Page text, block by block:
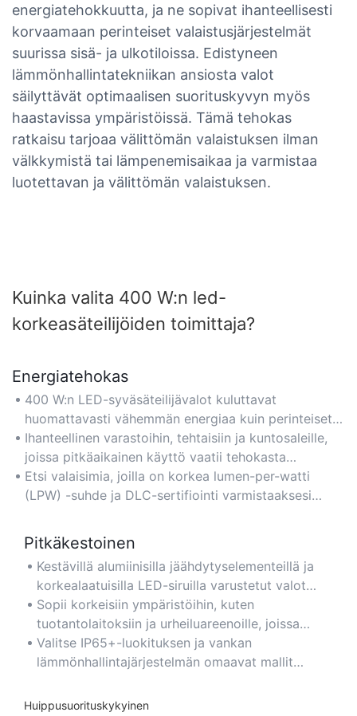
energiatehokkuutta, ja ne sopivat ihanteellisesti
korvaamaan perinteiset valaistusjärjestelmät
suurissa sisä- ja ulkotiloissa. Edistyneen
lämmönhallintatekniikan ansiosta valot
säilyttävät optimaalisen suorituskyvyn myös
haastavissa ympäristöissä. Tämä tehokas
ratkaisu tarjoaa välittömän valaistuksen ilman
välkkymistä tai lämpenemisaikaa ja varmistaa
luotettavan ja välittömän valaistuksen.
Kuinka valita 400 W:n led-
korkeasäteilijöiden toimittaja?
Energiatehokas
400 W:n LED-syväsäteilijävalot kuluttavat
huomattavasti vähemmän energiaa kuin perinteiset
HID- tai loistelamput, mikä vähentää
sähkökustannuksia jopa 60 % ja säilyttää samalla
optimaalisen kirkkauden suurissa tiloissa.
Ihanteellinen varastoihin, tehtaisiin ja kuntosaleille,
joissa pitkäaikainen käyttö vaatii tehokasta
energiankulutusta valaistuksen laadusta tinkimättä.
Etsi valaisimia, joilla on korkea lumen-per-watti
(LPW) -suhde ja DLC-sertifiointi varmistaaksesi
Pitkäkestoinen
Kestävillä alumiinisilla jäähdytyselementeillä ja
korkealaatuisilla LED-siruilla varustetut valot
tarjoavat yli 50 000 tunnin käyttöiän, mikä
minimoi usein tapahtuvat vaihdot ja
ylläpitokustannukset.
Sopii korkeisiin ympäristöihin, kuten
tuotantolaitoksiin ja urheiluareenoille, joissa
korjausten tekeminen on haastavaa.
Valitse IP65+-luokituksen ja vankan
lämmönhallintajärjestelmän omaavat mallit
kosteissa tai tärinälle alttiissa tiloissa.
Huippusuorituskykyinen